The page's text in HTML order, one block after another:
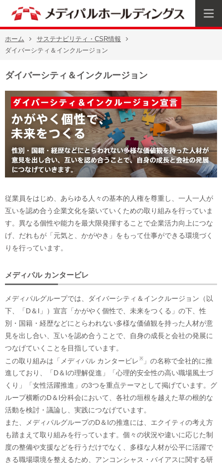
ホーム
サステナビリティ・CSR情報
ダイバーシティ＆インクルージョン
ダイバーシティ＆インクルージョン
従業員をはじめ、あらゆる人々の基本的人権を尊重し、一人一人が
互いを認め合う企業文化を築いていくための取り組みを行っていま
す。異なる個性や能力を最大限発揮することで企業活力向上につな
げ、だれもが「元気と、かがやき」をもって仕事ができる環境づく
りを行っています。
メディパル カンタービレ
メディパルグループでは、ダイバーシティ＆インクルージョン（以
下、「D＆I」）宣言「かがやく個性で、未来をつくる」の下、性
別・国籍・経歴などにとらわれない多様な価値観を持った人材が意
見を出し合い、互いを認め合うことで、自身の成長と会社の発展に
つなげていくことを目指しています。
この取り組みは「メディパル カンタービレ ※ 」の名称で全社的に推
進しており、「D＆Iの理解促進」「心理的安全性の高い職場風土づ
くり」「女性活躍推進」の3つを重点テーマとして掲げています。グ
ループ横断のD＆I分科会において、各社の垣根を越えた草の根的な
活動を検討・議論し、実践につなげています。
また、メディパルグループのD＆Iの推進には、エクイティの考え方
も踏まえて取り組みを行っています。個々の状況や違いに応じた制
度の整備や支援などを行うだけでなく、多様な人材が公平に活躍で
きる職場環境を整えるため、アンコンシャス・バイアスに関する研